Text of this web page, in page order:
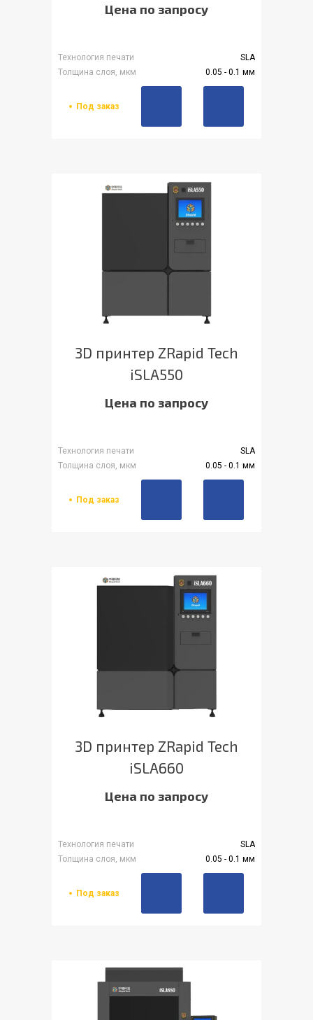
Цена по запросу
Технология печати
SLA
Толщина слоя, мкм
0.05 - 0.1 мм
Под заказ
3D принтер ZRapid Tech
iSLA550
Цена по запросу
Технология печати
SLA
Толщина слоя, мкм
0.05 - 0.1 мм
Под заказ
3D принтер ZRapid Tech
iSLA660
Цена по запросу
Технология печати
SLA
Толщина слоя, мкм
0.05 - 0.1 мм
Под заказ